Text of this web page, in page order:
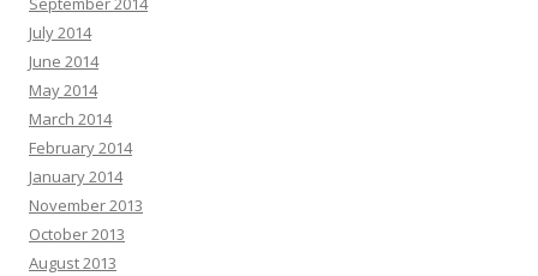
July 2014
June 2014
May 2014
March 2014
February 2014
January 2014
November 2013
October 2013
August 2013